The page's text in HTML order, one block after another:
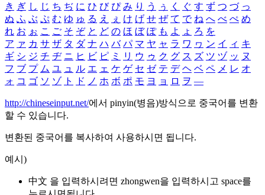
き ぎ し じ ち ぢ に ひ び ぴ み り う ぅ く ぐ す ず つ づ っ
ぬ ふ ぶ ぷ む ゆ ゅ る え ぇ け げ せ ぜ て で ね へ べ ぺ め
れ お ぉ こ ご そ ぞ と ど の ほ ぼ ぽ も よ ょ ろ を
ア ァ カ サ ザ タ ダ ナ ハ バ パ マ ヤ ャ ラ ワ ヮ ン イ ィ キ
ギ シ ジ チ ヂ ニ ヒ ビ ピ ミ リ ウ ゥ ク グ ス ズ ツ ヅ ッ ヌ
フ ブ プ ム ユ ュ ル エ ェ ケ ゲ セ ゼ テ デ ヘ ベ ペ メ レ オ
ォ コ ゴ ソ ゾ ト ド ノ ホ ボ ポ モ ヨ ョ ロ ヲ ―
http://chineseinput.net/에서 pinyin(병음)방식으로 중국어를 변환
할 수 있습니다.
변환된 중국어를 복사하여 사용하시면 됩니다.
예시)
中文 을 입력하시려면 zhongwen을 입력하시고 space를